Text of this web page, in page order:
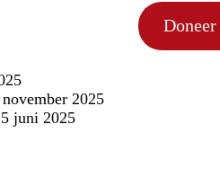
2025
juni 2025